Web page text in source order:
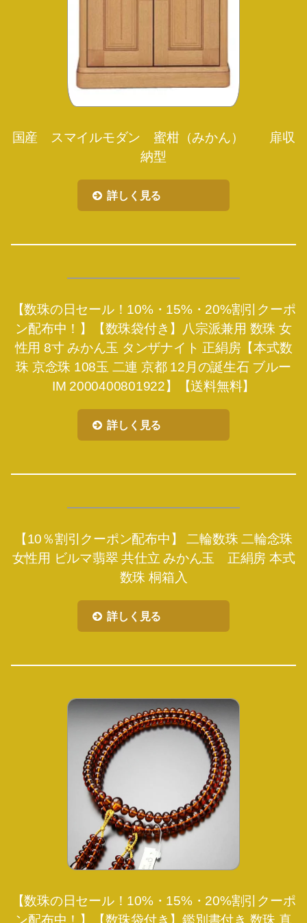
国産 スマイルモダン 蜜柑（みかん） 扉収
納型
詳しく見る
【数珠の日セール！10%・15%・20%割引クーポ
ン配布中！】【数珠袋付き】八宗派兼用 数珠 女
性用 8寸 みかん玉 タンザナイト 正絹房【本式数
珠 京念珠 108玉 二連 京都 12月の誕生石 ブルー
IM 2000400801922】【送料無料】
詳しく見る
【10％割引クーポン配布中】 二輪数珠 二輪念珠
女性用 ビルマ翡翠 共仕立 みかん玉 正絹房 本式
数珠 桐箱入
詳しく見る
【数珠の日セール！10%・15%・20%割引クーポ
ン配布中！】【数珠袋付き】鑑別書付き 数珠 真